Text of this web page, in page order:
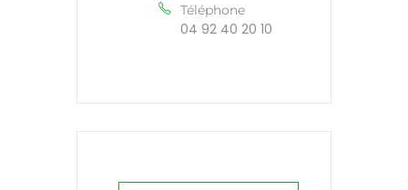
Téléphone
04 92 40 20 10